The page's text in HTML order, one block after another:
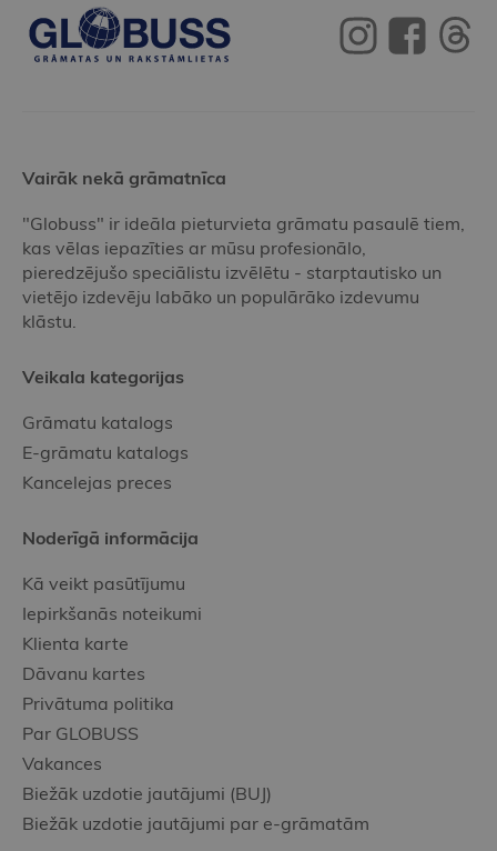
Vairāk nekā grāmatnīca
"Globuss" ir ideāla pieturvieta grāmatu pasaulē tiem,
kas vēlas iepazīties ar mūsu profesionālo,
pieredzējušo speciālistu izvēlētu - starptautisko un
vietējo izdevēju labāko un populārāko izdevumu
klāstu.
Veikala kategorijas
Grāmatu katalogs
E-grāmatu katalogs
Kancelejas preces
Noderīgā informācija
Kā veikt pasūtījumu
Iepirkšanās noteikumi
Klienta karte
Dāvanu kartes
Privātuma politika
Par GLOBUSS
Vakances
Biežāk uzdotie jautājumi (BUJ)
Biežāk uzdotie jautājumi par e-grāmatām